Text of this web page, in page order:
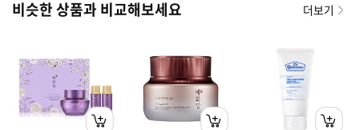
비슷한 상품과 비교해보세요 더보기